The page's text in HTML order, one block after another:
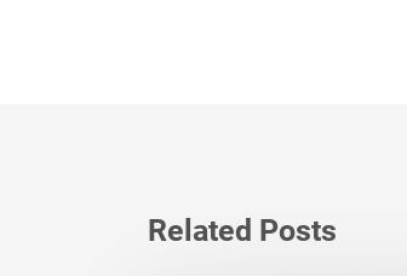
Related Posts